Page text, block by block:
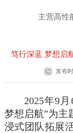
主营高性
笃行深蓝 梦想启
发布
2025年9 月
梦想启航”为主
浸式团队拓展